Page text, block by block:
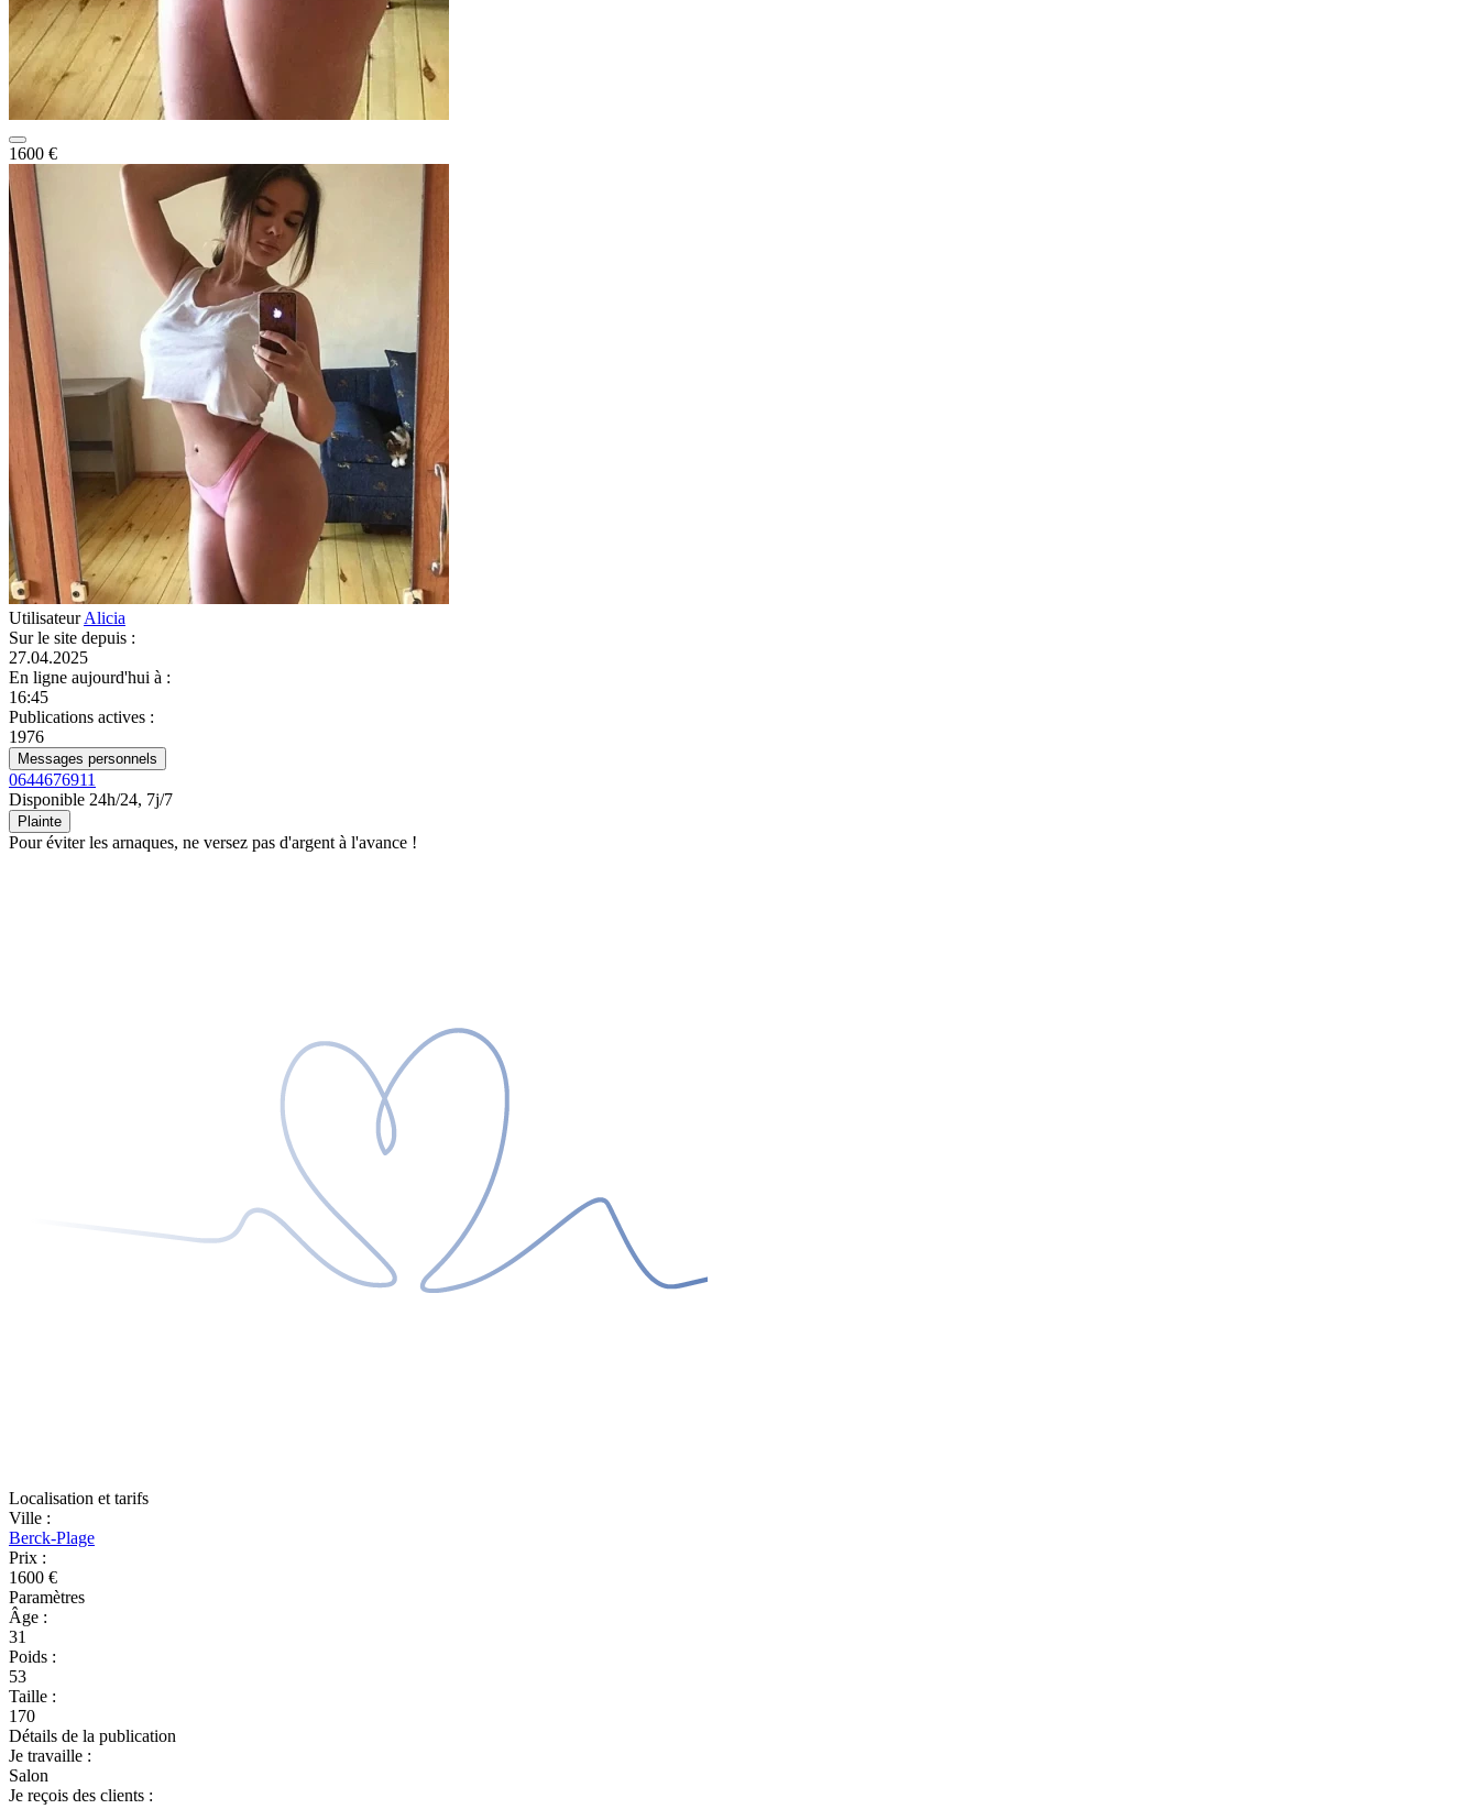
1600 €
UtilisateurAlicia
Sur le site depuis :
27.04.2025
En ligne aujourd'hui à :
16:45
Publications actives :
1976
Messages personnels
0644676911
Disponible 24h/24, 7j/7
Plainte
Pour éviter les arnaques, ne versez pas d'argent à l'avance !
Localisation et tarifs
Ville :
Berck-Plage
Prix :
1600 €
Paramètres
Âge :
31
Poids :
53
Taille :
170
Détails de la publication
Je travaille :
Salon
Je reçois des clients :